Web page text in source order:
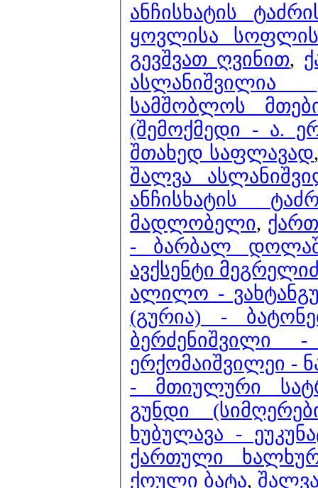
ანჩისხატის
ყოვლისა
გევშვათ ღვინით,
სამშობლოს
(შემოქმედი - ა.
შთახედ საფლავად
შალვა
ანჩისხატის
მადლობელი,
- ბარბალ
ავქსენტი
ალილო -
(გურია) -
ერქომაიშვილეი -
- მთიულური
გუნდი
ხუბულავა -
ქართული
ქოული ბატა,